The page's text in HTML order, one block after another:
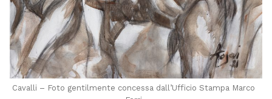
Cavalli – Foto gentilmente concessa dall’Ufficio Stampa Marco